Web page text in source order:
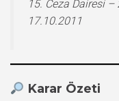
15. Ceza Dairesi
17.10.2011
Karar Özeti